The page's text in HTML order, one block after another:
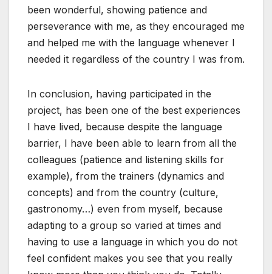
been wonderful, showing patience and
perseverance with me, as they encouraged me
and helped me with the language whenever I
needed it regardless of the country I was from.
In conclusion, having participated in the
project, has been one of the best experiences
I have lived, because despite the language
barrier, I have been able to learn from all the
colleagues (patience and listening skills for
example), from the trainers (dynamics and
concepts) and from the country (culture,
gastronomy…) even from myself, because
adapting to a group so varied at times and
having to use a language in which you do not
feel confident makes you see that you really